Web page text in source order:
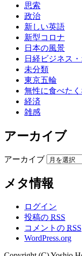
思索
政治
新しい英語
新型コロナ
日本の風景
日経ビジネス
未分類
東京五輪
無性に食べた
経済
雑感
アーカイブ
アーカイブ
メタ情報
ログイン
投稿の RSS
コメントの RSS
WordPress.org